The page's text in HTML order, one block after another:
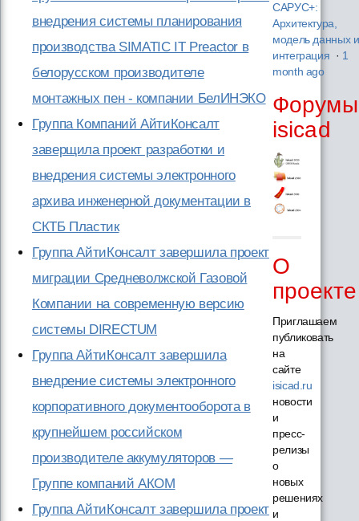
внедрения системы планирования
производства SIMATIC IT Preactor в
белорусском производителе
монтажных пен - компании БелИНЭКО
Группа Компаний АйтиКонсалт
заверщила проект разработки и
внедрения системы электронного
архива инженерной документации в
СКТБ Пластик
Группа АйтиКонсалт завершила проект
миграции Средневолжской Газовой
Компании на современную версию
системы DIRECTUM
Группа АйтиКонсалт завершила
внедрение системы электронного
корпоративного документооборота в
крупнейшем российском
производителе аккумуляторов —
Группе компаний АКОМ
Группа АйтиКонсалт завершила проект
САРУС+:
Архитектура,
модель данных и
интеграция · 1
month ago
Форумы
isicad
О
проекте
Приглашаем
публиковать
на
сайте
isicad.ru
новости
и
пресс-
релизы
о
новых
решениях
и